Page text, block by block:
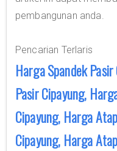
pembangunan anda.
Pencarian Terlaris
Harga Spandek
Pasir Cipayung,
Cipayung, Harga
Cipayung, Harga